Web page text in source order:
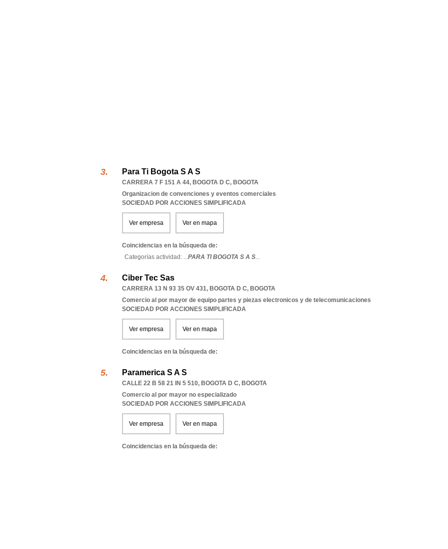
Para Ti Bogota S A S
CARRERA 7 F 151 A 44, BOGOTA D C, BOGOTA
Organizacion de convenciones y eventos comerciales
SOCIEDAD POR ACCIONES SIMPLIFICADA
Ver empresa Ver en mapa
Coincidencias en la búsqueda de:
Categorías actividad: ...PARA TI BOGOTA S A S...
Ciber Tec Sas
CARRERA 13 N 93 35 OV 431, BOGOTA D C, BOGOTA
Comercio al por mayor de equipo partes y piezas electronicos y de telecomunicaciones
SOCIEDAD POR ACCIONES SIMPLIFICADA
Ver empresa Ver en mapa
Coincidencias en la búsqueda de:
Paramerica S A S
CALLE 22 B 58 21 IN 5 510, BOGOTA D C, BOGOTA
Comercio al por mayor no especializado
SOCIEDAD POR ACCIONES SIMPLIFICADA
Ver empresa Ver en mapa
Coincidencias en la búsqueda de: